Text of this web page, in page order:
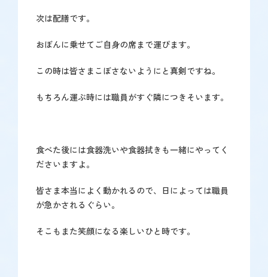
次は配膳です。
おぼんに乗せてご自身の席まで運びます。
この時は皆さまこぼさないようにと真剣ですね。
もちろん運ぶ時には職員がすぐ隣につきそいます。
食べた後には食器洗いや食器拭きも一緒にやってく
ださいますよ。
皆さま本当によく動かれるので、日によっては職員
が急かされるぐらい。
そこもまた笑顔になる楽しいひと時です。